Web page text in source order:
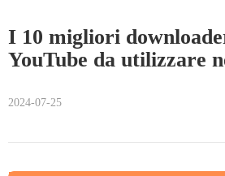
I 10 migliori
YouTube da utilizzare
2024-07-25